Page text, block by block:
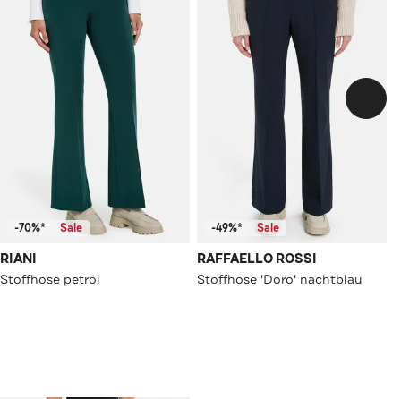
-70%* Sale
RIANI
Stoffhose petrol
-49%* Sale
RAFFAELLO ROSSI
Stoffhose 'Doro' nachtblau